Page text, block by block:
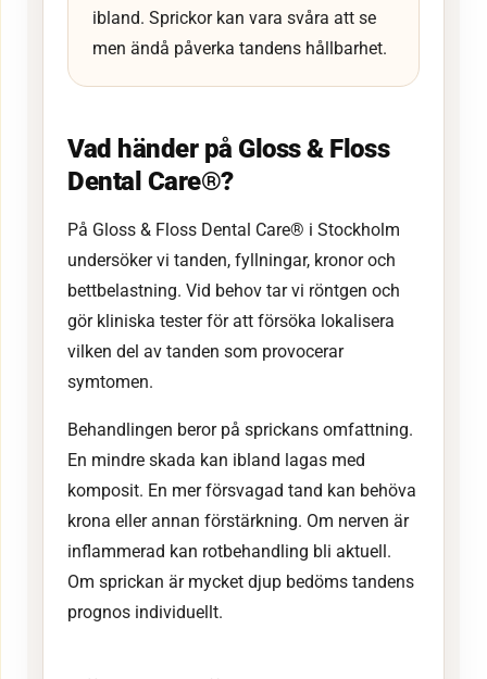
ibland. Sprickor kan vara svåra att se
men ändå påverka tandens hållbarhet.
Vad händer på Gloss & Floss
Dental Care®?
På Gloss & Floss Dental Care® i Stockholm
undersöker vi tanden, fyllningar, kronor och
bettbelastning. Vid behov tar vi röntgen och
gör kliniska tester för att försöka lokalisera
vilken del av tanden som provocerar
symtomen.
Behandlingen beror på sprickans omfattning.
En mindre skada kan ibland lagas med
komposit. En mer försvagad tand kan behöva
krona eller annan förstärkning. Om nerven är
inflammerad kan rotbehandling bli aktuell.
Om sprickan är mycket djup bedöms tandens
prognos individuellt.